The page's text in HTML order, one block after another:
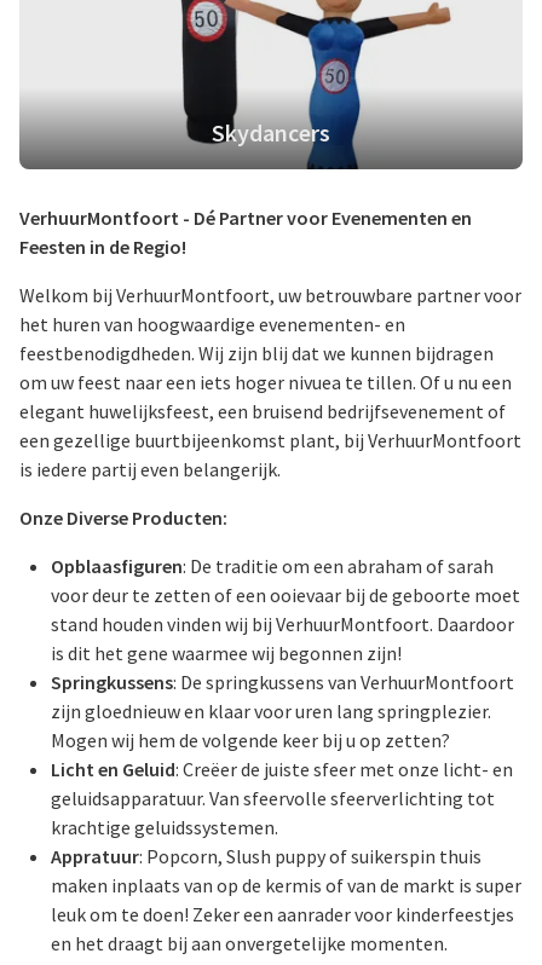
Skydancers
VerhuurMontfoort - Dé Partner voor Evenementen en
Feesten in de Regio!
Welkom bij VerhuurMontfoort, uw betrouwbare partner voor
het huren van hoogwaardige evenementen- en
feestbenodigdheden. Wij zijn blij dat we kunnen bijdragen
om uw feest naar een iets hoger nivuea te tillen. Of u nu een
elegant huwelijksfeest, een bruisend bedrijfsevenement of
een gezellige buurtbijeenkomst plant, bij VerhuurMontfoort
is iedere partij even belangerijk.
Onze Diverse Producten:
Opblaasfiguren: De traditie om een abraham of sarah
voor deur te zetten of een ooievaar bij de geboorte moet
stand houden vinden wij bij VerhuurMontfoort. Daardoor
is dit het gene waarmee wij begonnen zijn!
Springkussens: De springkussens van VerhuurMontfoort
zijn gloednieuw en klaar voor uren lang springplezier.
Mogen wij hem de volgende keer bij u op zetten?
Licht en Geluid: Creëer de juiste sfeer met onze licht- en
geluidsapparatuur. Van sfeervolle sfeerverlichting tot
krachtige geluidssystemen.
Appratuur: Popcorn, Slush puppy of suikerspin thuis
maken inplaats van op de kermis of van de markt is super
leuk om te doen! Zeker een aanrader voor kinderfeestjes
en het draagt bij aan onvergetelijke momenten.